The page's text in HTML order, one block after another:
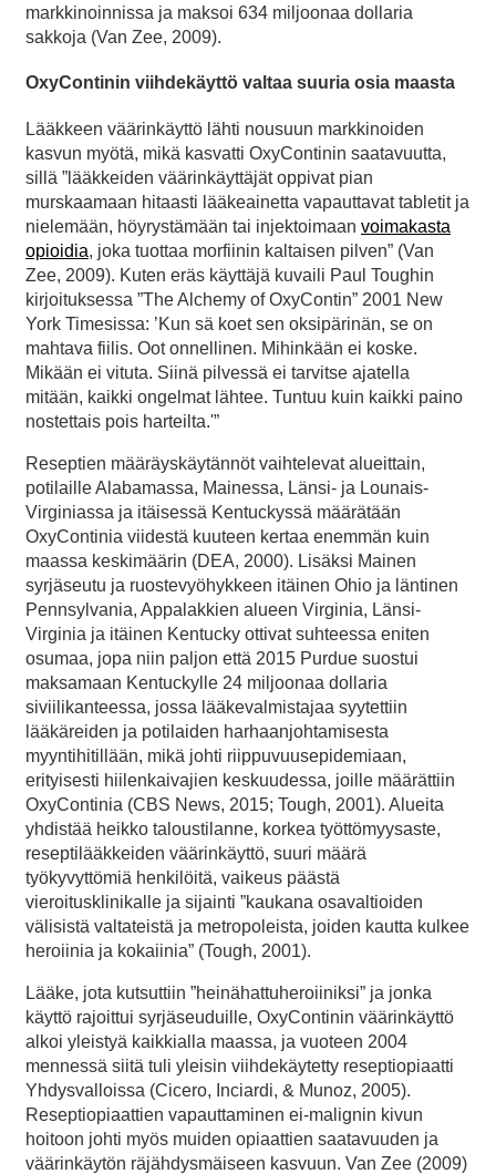
markkinoinnissa ja maksoi 634 miljoonaa dollaria
sakkoja (Van Zee, 2009).
OxyContinin viihdekäyttö valtaa suuria osia maasta
Lääkkeen väärinkäyttö lähti nousuun markkinoiden
kasvun myötä, mikä kasvatti OxyContinin saatavuutta,
sillä ”lääkkeiden väärinkäyttäjät oppivat pian
murskaamaan hitaasti lääkeainetta vapauttavat tabletit ja
nielemään, höyrystämään tai injektoimaan voimakasta
opioidia, joka tuottaa morfiinin kaltaisen pilven” (Van
Zee, 2009). Kuten eräs käyttäjä kuvaili Paul Toughin
kirjoituksessa ”The Alchemy of OxyContin” 2001 New
York Timesissa: ’Kun sä koet sen oksipärinän, se on
mahtava fiilis. Oot onnellinen. Mihinkään ei koske.
Mikään ei vituta. Siinä pilvessä ei tarvitse ajatella
mitään, kaikki ongelmat lähtee. Tuntuu kuin kaikki paino
nostettais pois harteilta.'”
Reseptien määräyskäytännöt vaihtelevat alueittain,
potilaille Alabamassa, Mainessa, Länsi- ja Lounais-
Virginiassa ja itäisessä Kentuckyssä määrätään
OxyContinia viidestä kuuteen kertaa enemmän kuin
maassa keskimäärin (DEA, 2000). Lisäksi Mainen
syrjäseutu ja ruostevyöhykkeen itäinen Ohio ja läntinen
Pennsylvania, Appalakkien alueen Virginia, Länsi-
Virginia ja itäinen Kentucky ottivat suhteessa eniten
osumaa, jopa niin paljon että 2015 Purdue suostui
maksamaan Kentuckylle 24 miljoonaa dollaria
siviilikanteessa, jossa lääkevalmistajaa syytettiin
lääkäreiden ja potilaiden harhaanjohtamisesta
myyntihitillään, mikä johti riippuvuusepidemiaan,
erityisesti hiilenkaivajien keskuudessa, joille määrättiin
OxyContinia (CBS News, 2015; Tough, 2001). Alueita
yhdistää heikko taloustilanne, korkea työttömyysaste,
reseptilääkkeiden väärinkäyttö, suuri määrä
työkyvyttömiä henkilöitä, vaikeus päästä
vieroitusklinikalle ja sijainti ”kaukana osavaltioiden
välisistä valtateistä ja metropoleista, joiden kautta kulkee
heroiinia ja kokaiinia” (Tough, 2001).
Lääke, jota kutsuttiin ”heinähattuheroiiniksi” ja jonka
käyttö rajoittui syrjäseuduille, OxyContinin väärinkäyttö
alkoi yleistyä kaikkialla maassa, ja vuoteen 2004
mennessä siitä tuli yleisin viihdekäytetty reseptiopiaatti
Yhdysvalloissa (Cicero, Inciardi, & Munoz, 2005).
Reseptiopiaattien vapauttaminen ei-malignin kivun
hoitoon johti myös muiden opiaattien saatavuuden ja
väärinkäytön räjähdysmäiseen kasvuun. Van Zee (2009)